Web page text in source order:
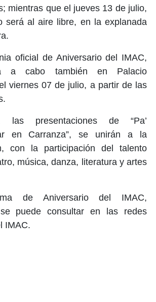
mientras que el jueves 13 de julio,
será al aire libre, en la explanada
oficial de Aniversario del IMAC,
a cabo también en Palacio
viernes 07 de julio, a partir de las
las presentaciones de “Pa’
en Carranza”, se unirán a la
con la participación del talento
música, danza, literatura y artes
de Aniversario del IMAC,
puede consultar en las redes
IMAC.